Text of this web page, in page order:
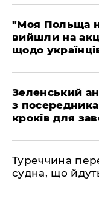
"Моя Польща
вийшли на
щодо
Зеленський
з
кроків для
Туреччина
судна, що